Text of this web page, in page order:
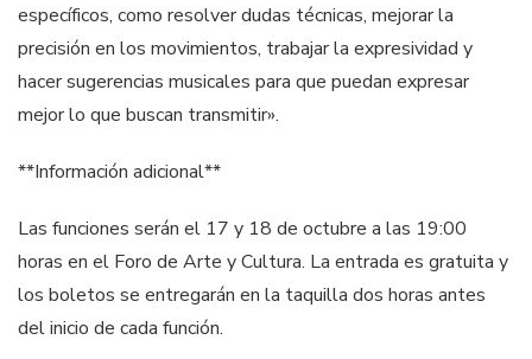
específicos, como resolver dudas técnicas, mejorar la
precisión en los movimientos, trabajar la expresividad y
hacer sugerencias musicales para que puedan expresar
mejor lo que buscan transmitir».
**Información adicional**
Las funciones serán el 17 y 18 de octubre a las 19:00
horas en el Foro de Arte y Cultura. La entrada es gratuita y
los boletos se entregarán en la taquilla dos horas antes
del inicio de cada función.